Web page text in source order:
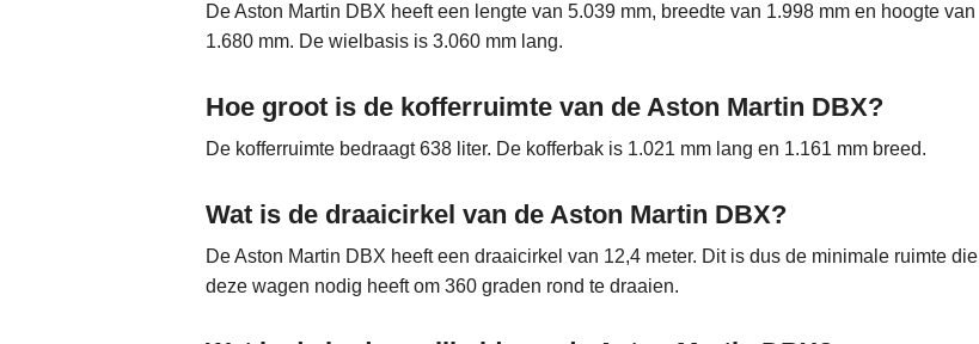
De Aston Martin DBX heeft een lengte van 5.039 mm, breedte van 1.998 mm en hoogte van
1.680 mm. De wielbasis is 3.060 mm lang.
Hoe groot is de kofferruimte van de Aston Martin DBX?
De kofferruimte bedraagt 638 liter. De kofferbak is 1.021 mm lang en 1.161 mm breed.
Wat is de draaicirkel van de Aston Martin DBX?
De Aston Martin DBX heeft een draaicirkel van 12,4 meter. Dit is dus de minimale ruimte die
deze wagen nodig heeft om 360 graden rond te draaien.